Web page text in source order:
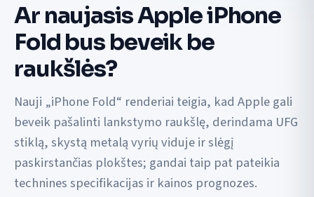
Ar naujasis Apple iPhone
Fold bus beveik be
raukšlės?
Nauji „iPhone Fold“ renderiai teigia, kad Apple gali
beveik pašalinti lankstymo raukšlę, derindama UFG
stiklą, skystą metalą vyrių viduje ir slėgį
paskirstančias plokštes; gandai taip pat pateikia
technines specifikacijas ir kainos prognozes.